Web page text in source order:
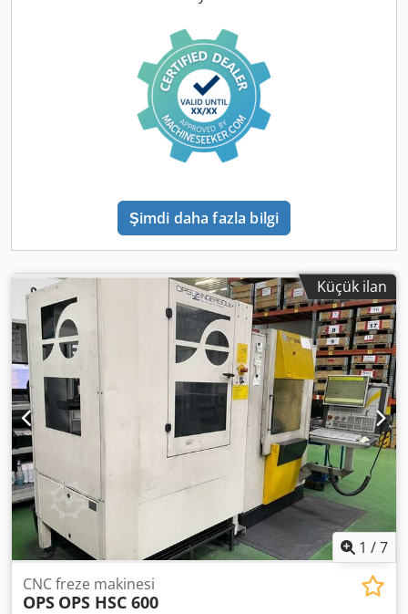
kg >> Dikey mengene stroku: 60 mm >> Dikey ve yatay
mengene – SK40 >> Hidrolik sıkma sistemi >> Ağırlık
yaklaşık 2200 kg >> Alan gereksinimi yaklaşık: 2,4 x 2,2 x 2,1
m >> Güç 18 kVA Aksesuarlar ve Ekipman: >> Heidenhain
iTNC 530 kontrol ünitesi >> Dikey ve yatay hidrolik sıkma >>
Otomatik merkezi yağlama >> Mil freni >> Teknik
dokümantasyon, yedek parça çizimleri, kontrol ünitesi
kullanım kılavuzu ve programlama örnekleri >> Soğutma
sıvısı sistemi >> Kabin >> Makine ayakları Makine
kontrol ünitesiyle Kunzmann WF600 CNC takım tezgahı
satılıktır. Bu üniversal takım tezgahı çok iyi durumdadır.
Kullanımı çok kolay bir kontrol ünitesine sahiptir. Ayrıca
sahiptir. Dikeyden yataya geçiş, dikey başlığın
katlanmasıyla çok kolay bir şekilde yapılabilir. Raylar,
merkezi yağlama sistemi sayesinde düzenli olarak yağlanır.
Kunzmann makinesi, şirketimizde mekanik ve elektrik
olarak kontrol edilmiştir. Kunzmann makinesini yerinde,
enerji altında inceleme ve deneme fırsatını değerlendirin.
Şimdi daha fazla bilgi
Küçük ilan
1 /7
CNC freze makinesi
OPS OPS HSC 600